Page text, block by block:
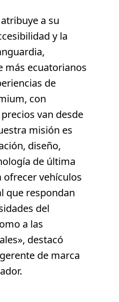
a su
y la
más ecuatorianos
de
con
van desde
misión es
diseño,
de última
ofrecer vehículos
que respondan
del
a las
destacó
de marca